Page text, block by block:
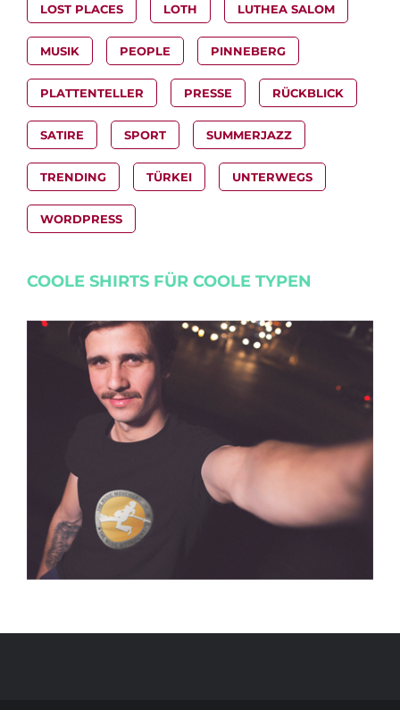
LOST PLACES LOTH LUTHEA SALOM
MUSIK PEOPLE PINNEBERG
PLATTENTELLER PRESSE RÜCKBLICK
SATIRE SPORT SUMMERJAZZ
TRENDING TÜRKEI UNTERWEGS
WORDPRESS
COOLE SHIRTS FÜR COOLE TYPEN